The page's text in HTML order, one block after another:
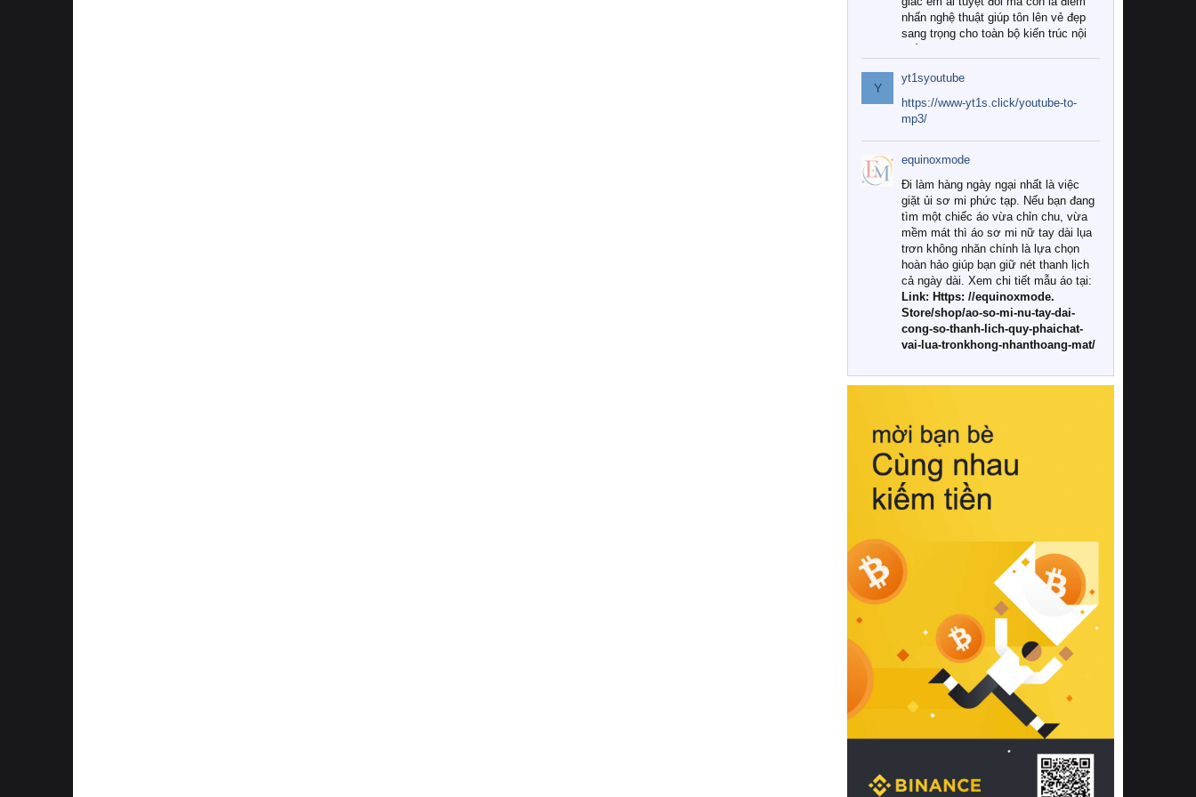
nhấn nghệ thuật giúp tôn lên vẻ đẹp
sang trọng cho toàn bộ kiến trúc nội
Tuy nhiên, giữa thị trường đa dạng
với vô vàn thương hiệu và mẫu mã
như hiện nay, làm thế nào để chọn
được những bộ chăn ga gối đệm cao
cấp thực sự chất lượng, phù hợp với
khí hậu và nhu cầu sử dụng của gia
đình? Hãy cùng chúng tôi đi tìm lời
giải đáp chi tiết qua bài viết dưới đây.
1. Tại sao các gia đình hiện đại lại ưa
chuộng chăn ga gối đệm cao cấp?
Khác với các dòng sản phẩm thông
thường, những bộ chăn ga gối đệm
cao cấp trải qua quy trình sản xuất
nghiêm ngặt từ khâu chọn lọc nguyên
liệu tự nhiên đến công nghệ dệt
nhuộm hiện đại không chứa hóa chất
này, bạn sẽ cảm nhận rõ rệt sự khác
hồi chuẩn xác của phần đệm nâng đỡ
cột sống.
Bên cạnh đó, việc lựa chọn các dòng
sản phẩm đạt chuẩn chất lượng quốc
tế còn giúp ngăn ngừa tình trạng kích
khuẩn và nấm mốc trong điều kiện
thời tiết nóng ẩm. Bạn có thể tìm hiểu
thêm các nghiên cứu khoa học về tác
động của giấc ngủ và môi trường
phòng ngủ đối với sức khỏe con
người tại Sleep Foundation (External
Link) để có cái nhìn toàn diện hơn.
2. Các tiêu chí vàng khi lựa chọn
chăn ga gối đệm cao cấp cho phòng
ngủ
Để sở hữu một bộ chăn ga gối đệm
cao cấp hoàn hảo cả về thẩm mỹ lẫn
công năng, người tiêu dùng cần cân
nhắc kỹ lưỡng các tiêu chí quan trọng
Y
yt1syoutube
https://www-yt1s.click/youtube-to-
mp3/
equinoxmode
Đi làm hàng ngày ngại nhất là việc
giặt ủi sơ mi phức tạp. Nếu bạn đang
tìm một chiếc áo vừa chỉn chu, vừa
mềm mát thì áo sơ mi nữ tay dài lụa
trơn không nhăn chính là lựa chọn
hoàn hảo giúp bạn giữ nét thanh lịch
cả ngày dài. Xem chi tiết mẫu áo tại:
Link: Https: //equinoxmode.
Store/shop/ao-so-mi-nu-tay-dai-
cong-so-thanh-lich-quy-phaichat-
vai-lua-tronkhong-nhanthoang-mat/